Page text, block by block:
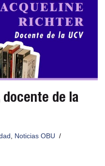
docente de la
, Noticias OBU